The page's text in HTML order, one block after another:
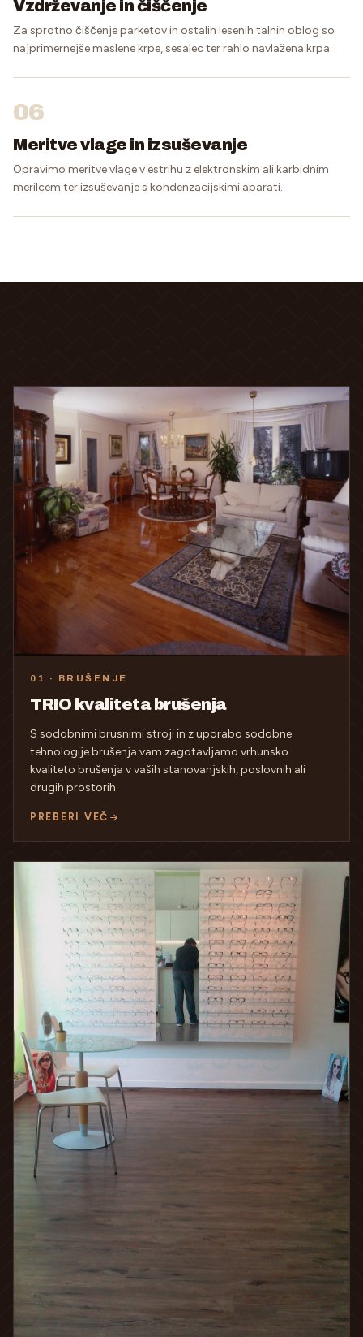
Vzdrževanje in čiščenje
Za sprotno čiščenje parketov in ostalih lesenih talnih oblog so
najprimernejše maslene krpe, sesalec ter rahlo navlažena krpa.
06
Meritve vlage in izsuševanje
Opravimo meritve vlage v estrihu z elektronskim ali karbidnim
merilcem ter izsuševanje s kondenzacijskimi aparati.
01 · BRUŠENJE
TRIO kvaliteta brušenja
S sodobnimi brusnimi stroji in z uporabo sodobne
tehnologije brušenja vam zagotavljamo vrhunsko
kvaliteto brušenja v vaših stanovanjskih, poslovnih ali
drugih prostorih.
PREBERI VEČ